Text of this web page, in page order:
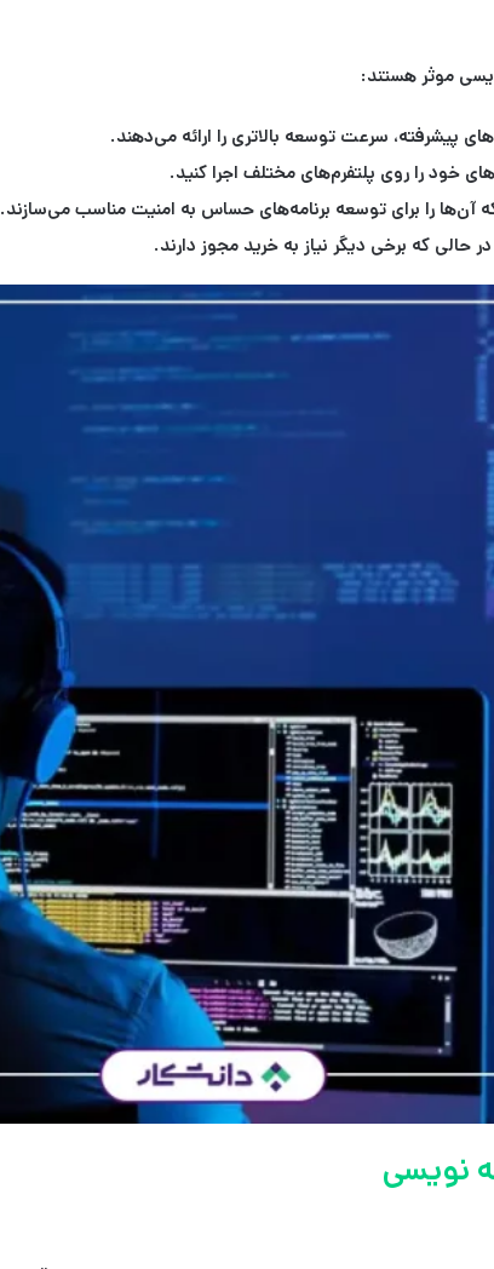
موثر هستند:
پیشرفته، سرعت توسعه بالاتری را ارائه می‌دهند.
خود را روی پلتفرم‌های مختلف اجرا کنید.
آن‌ها را برای توسعه برنامه‌های حساس به امنیت مناسب می‌سازند.
حالی که برخی دیگر نیاز به خرید مجوز دارند.
نویسی